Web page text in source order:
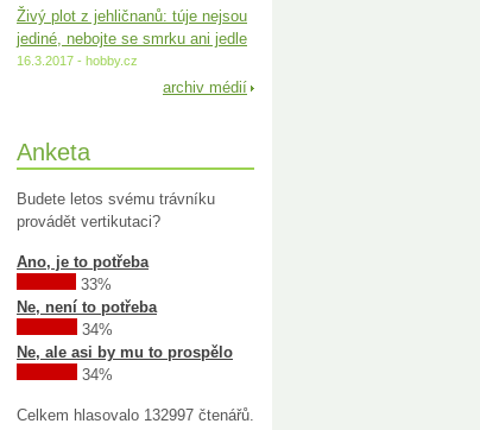
Živý plot z jehličnanů: túje nejsou
jediné, nebojte se smrku ani jedle
16.3.2017 - hobby.cz
archiv médií
Anketa
Budete letos svému trávníku
provádět vertikutaci?
Ano, je to potřeba
33%
Ne, není to potřeba
34%
Ne, ale asi by mu to prospělo
34%
Celkem hlasovalo 132997 čtenářů.